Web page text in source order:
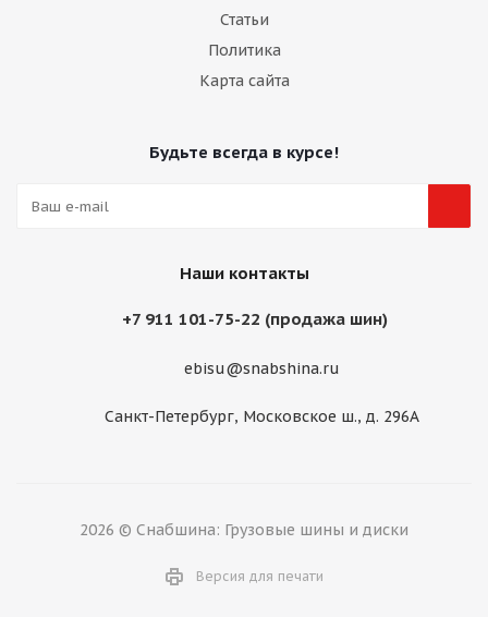
Статьи
Политика
Карта сайта
Будьте всегда в курсе!
Наши контакты
+7 911 101-75-22 (продажа шин)
ebisu@snabshina.ru
Санкт-Петербург, Московское ш., д. 296А
2026 © Снабшина: Грузовые шины и диски
Версия для печати